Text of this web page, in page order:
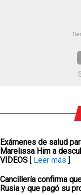
Exámenes de salud
Marelissa Him a
VIDEOS [ Leer más ]
Cancillería confirma
Rusia y que pagó su